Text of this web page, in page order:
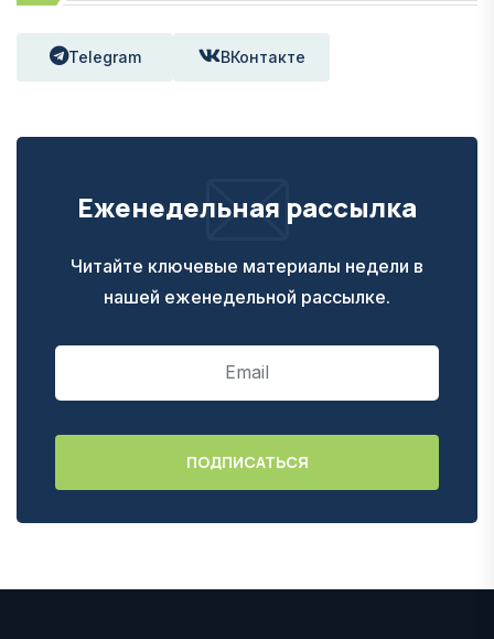
Telegram ВКонтакте
Еженедельная рассылка
Читайте ключевые материалы недели в
нашей еженедельной рассылке.